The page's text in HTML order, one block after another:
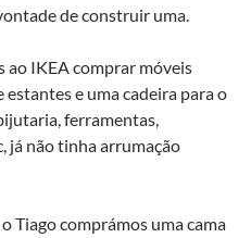
de construir uma.
ao IKEA comprar móveis
e uma cadeira para o
ferramentas,
já não tinha arrumação
Tiago comprámos uma cama